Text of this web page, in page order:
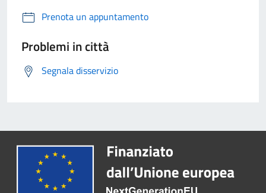
Prenota un appuntamento
Problemi in città
Segnala disservizio